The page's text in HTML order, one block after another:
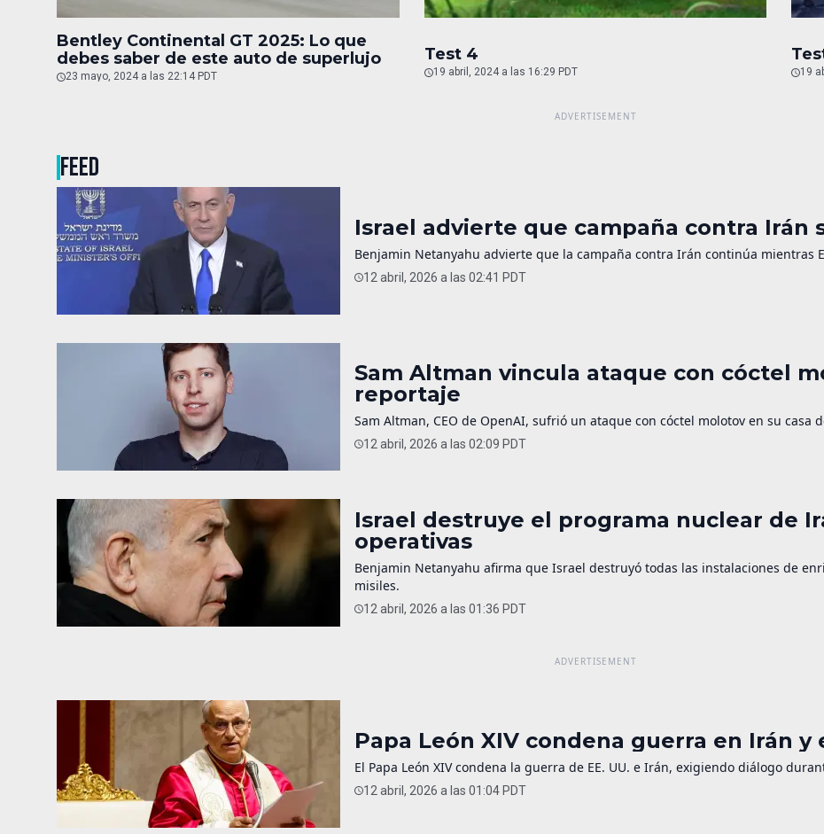
Bentley Continental GT 2025: Lo que
debes saber de este auto de superlujo
23 mayo, 2024 a las 22:14 PDT
Test 4
19 abril, 2024 a las 16:29 PDT 19
FEED
Israel advierte que campaña contra Irán
Benjamin Netanyahu advierte que la campaña contra Irán continúa mientras
12 abril, 2026 a las 02:41 PDT
Sam Altman vincula ataque con cóctel
reportaje
Sam Altman, CEO de OpenAI, sufrió un ataque con cóctel molotov en su casa
12 abril, 2026 a las 02:09 PDT
Israel destruye el programa nuclear de
operativas
Benjamin Netanyahu afirma que Israel destruyó todas las instalaciones de
misiles.
12 abril, 2026 a las 01:36 PDT
Papa León XIV condena guerra en Irán y
El Papa León XIV condena la guerra de EE. UU. e Irán, exigiendo diálogo
12 abril, 2026 a las 01:04 PDT